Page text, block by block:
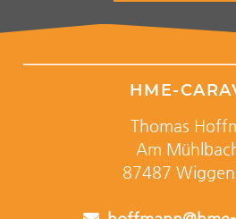
HME-
Thomas
Am
87487